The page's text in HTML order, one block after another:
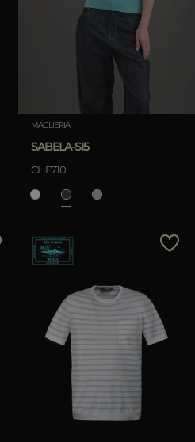
Rimuovi
MAGLIERIA
SABELA-SI5
CHF710